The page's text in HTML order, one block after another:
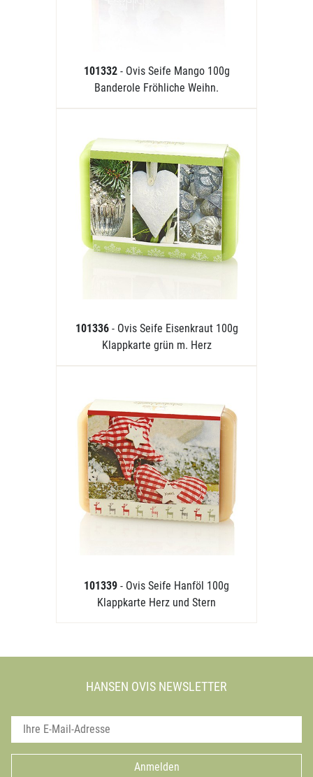
101332 - Ovis Seife Mango 100g
Banderole Fröhliche Weihn.
101336 - Ovis Seife Eisenkraut 100g
Klappkarte grün m. Herz
101339 - Ovis Seife Hanföl 100g
Klappkarte Herz und Stern
HANSEN OVIS NEWSLETTER
Anmelden